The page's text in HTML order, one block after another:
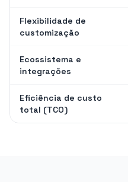
Flexibilidade de
customização
Ecossistema e
integrações
Eficiência de custo
total (TCO)